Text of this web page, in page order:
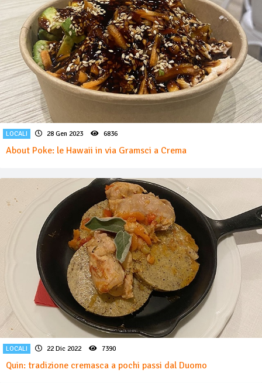
LOCALI 28 Gen 2023 6836
About Poke: le Hawaii in via Gramsci a Crema
LOCALI 22 Dic 2022 7390
Quin: tradizione cremasca a pochi passi dal Duomo